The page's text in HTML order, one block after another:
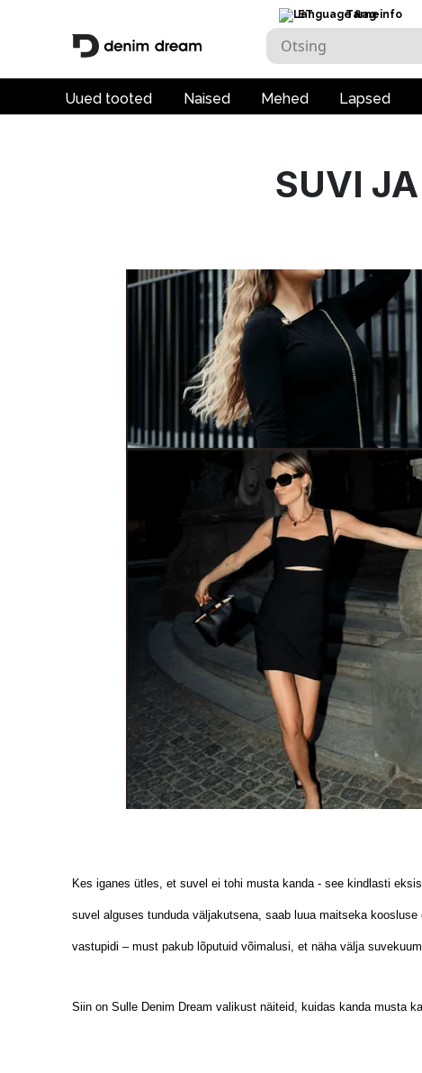
ET Tarneinfo
Uued tooted Naised Mehed Lapsed
SUVI
Kes iganes ütles, et suvel ei tohi musta kanda - see kindlasti
suvel alguses tunduda väljakutsena, saab luua maitseka
vastupidi – must pakub lõputuid võimalusi, et näha välja
Siin on Sulle Denim Dream valikust näiteid, kuidas kanda musta